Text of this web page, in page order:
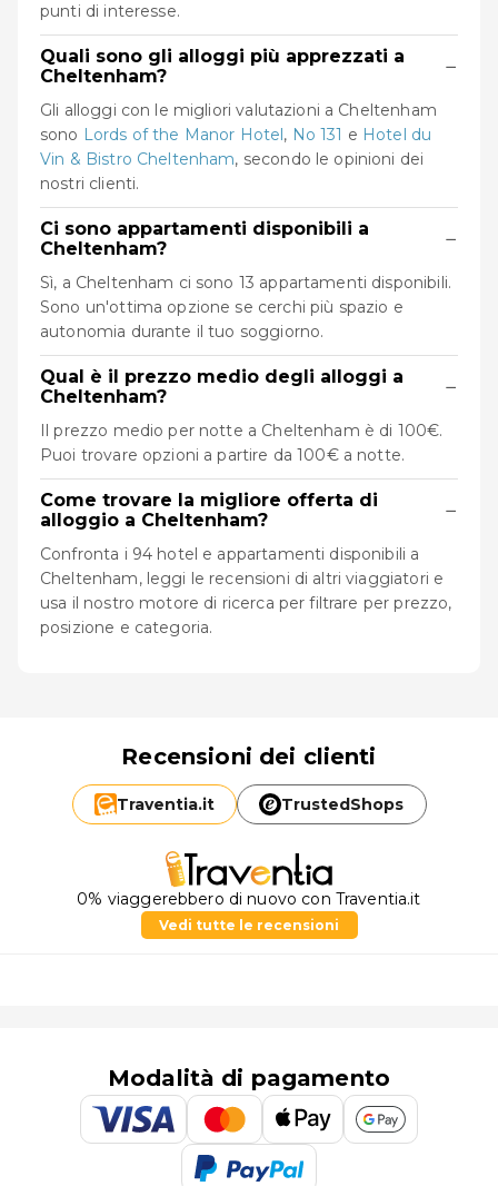
punti di interesse.
Quali sono gli alloggi più apprezzati a
Cheltenham?
−
Gli alloggi con le migliori valutazioni a Cheltenham
sono Lords of the Manor Hotel, No 131 e Hotel du
Vin & Bistro Cheltenham, secondo le opinioni dei
nostri clienti.
Ci sono appartamenti disponibili a
Cheltenham?
−
Sì, a Cheltenham ci sono 13 appartamenti disponibili.
Sono un'ottima opzione se cerchi più spazio e
autonomia durante il tuo soggiorno.
Qual è il prezzo medio degli alloggi a
Cheltenham?
−
Il prezzo medio per notte a Cheltenham è di 100€.
Puoi trovare opzioni a partire da 100€ a notte.
Come trovare la migliore offerta di
alloggio a Cheltenham?
−
Confronta i 94 hotel e appartamenti disponibili a
Cheltenham, leggi le recensioni di altri viaggiatori e
usa il nostro motore di ricerca per filtrare per prezzo,
posizione e categoria.
Recensioni dei clienti
Traventia.it TrustedShops
0% viaggerebbero di nuovo con Traventia.it
Vedi tutte le recensioni
Modalità di pagamento